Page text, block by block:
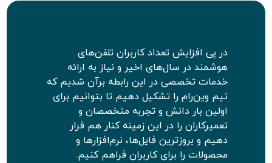
در پی افزایش تعداد کاربران تلفن‌های
هوشمند در سال‌های اخیر و نیاز به ارائه
خدمات تخصصی در این رابطه برآن شدیم که
تیم وین‌رام را تشکیل دهیم تا بتوانیم برای
اولین بار دانش و تجربه متخصصان و
تعمیرکاران را در این زمینه کنار هم قرار
دهیم و بروزترین فایل‌ها، نرم‌افزارها و
محصولات را برای کاربران فراهم کنیم.